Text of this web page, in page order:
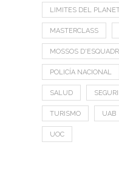
LIMITES DEL
MASTERCLASS
MOSSOS
POLICÍA NACIONAL
SALUD
TURISMO UAB
UOC